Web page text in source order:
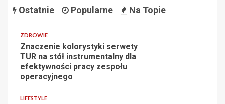
Ostatnie Popularne Na Topie
ZDROWIE
Znaczenie kolorystyki serwety
TUR na stół instrumentalny dla
efektywności pracy zespołu
operacyjnego
LIFESTYLE